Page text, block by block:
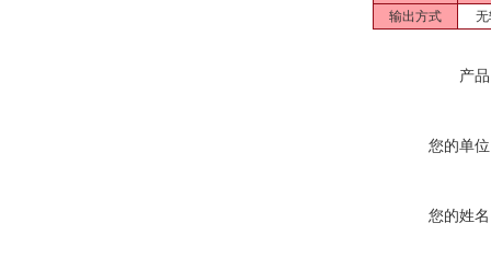
输出方式
产
您的单
您的姓